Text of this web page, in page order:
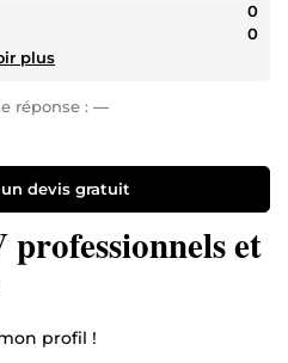
0
0
plus
réponse : —
devis gratuit
et
profil !